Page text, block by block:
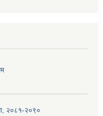
२०८१-२०९०